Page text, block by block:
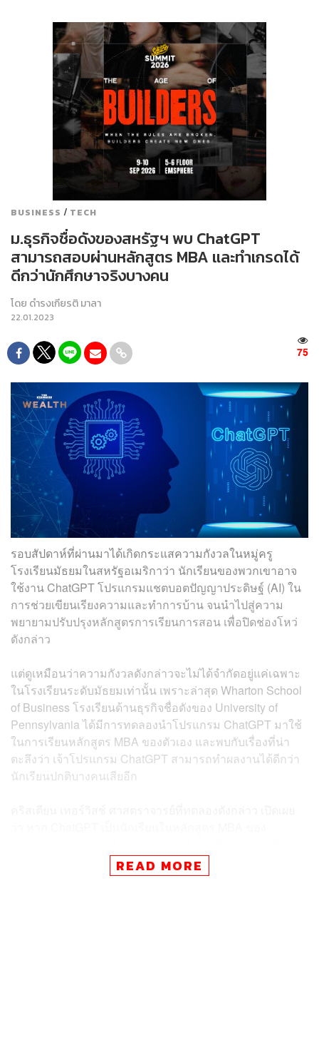
BUSINESS / TECH
ม.ธุรกิจชื่อดังของสหรัฐฯ พบ ChatGPT
สามารถสอบผ่านหลักสูตร MBA และทำเกรดได้
ดีกว่านักศึกษาจริงบางคน
โดย ดำรงเกียรติ มาลา
22.01.2023
75
รอบสัปดาห์ที่ผ่านมาได้เกิดกระแสความกังวลในหมู่ครู
โรงเรียนมัธยมในสหรัฐอเมริกาว่า นักเรียนของพวกเขาอาจ
ใช้งาน ChatGPTโปรแกรมแชตบอตปัญญาประดิษฐ์ (AI) ใน
การช่วยเขียนเรียงความและทำการบ้าน จนนำไปสู่ความ
พยายามปรับปรุงหลักสูตรการเรียนการสอน เพื่อปิดช่องโหว่
ดังกล่าว
แต่ดูเหมือนว่าความกังวลดังกล่าวจะไม่ได้จำกัดอยู่แค่เฉพาะ
ในโรงเรียนระดับมัธยมเท่านั้น เพราะล่าสุด Wharton School
of Business โรงเรียนด้านธุรกิจชื่อดังของ University of
Pennsylvania ได้มีการทดลองนำโปรแกรม ChatGPT มาใช้
ในการเรียนหลักสูตร MBA ของตัวเอง และพบกับเรื่องที่น่า
ตะลึงว่า เจ้าโปรแกรม ChatGPT สามารถทำผลงานได้ดีกว่า
นักเรียนปกติบางคนเสียอีก
มันสามารถจัดการการดำเนินงานขั้นพื้นฐานและวิเคราะห์
คำถามที่มาจากกรณีศึกษาต่างๆ ได้อย่างน่าทึ่ง แต่ยังมีข้อ
READ MORE